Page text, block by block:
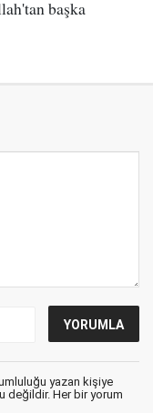
başka
yazan kişiye
değildir. Her bir yorum